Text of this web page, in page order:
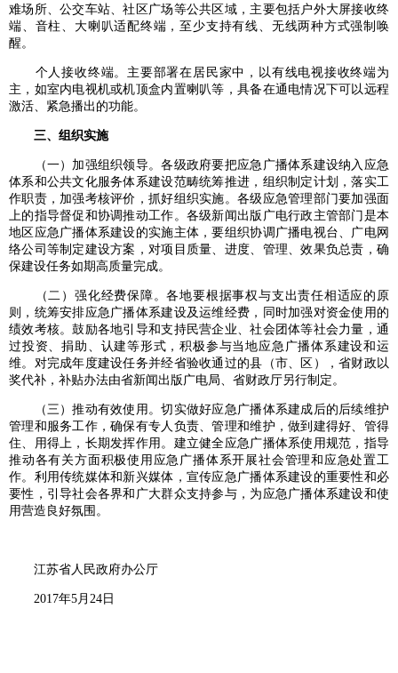
难场所、公交车站、社区广场等公共区域，主要包括户外大屏接收终
端、音柱、大喇叭适配终端，至少支持有线、无线两种方式强制唤
醒。
个人接收终端。主要部署在居民家中，以有线电视接收终端为
主，如室内电视机或机顶盒内置喇叭等，具备在通电情况下可以远程
激活、紧急播出的功能。
三、组织实施
（一）加强组织领导。各级政府要把应急广播体系建设纳入应急
体系和公共文化服务体系建设范畴统筹推进，组织制定计划，落实工
作职责，加强考核评价，抓好组织实施。各级应急管理部门要加强面
上的指导督促和协调推动工作。各级新闻出版广电行政主管部门是本
地区应急广播体系建设的实施主体，要组织协调广播电视台、广电网
络公司等制定建设方案，对项目质量、进度、管理、效果负总责，确
保建设任务如期高质量完成。
（二）强化经费保障。各地要根据事权与支出责任相适应的原
则，统筹安排应急广播体系建设及运维经费，同时加强对资金使用的
绩效考核。鼓励各地引导和支持民营企业、社会团体等社会力量，通
过投资、捐助、认建等形式，积极参与当地应急广播体系建设和运
维。对完成年度建设任务并经省验收通过的县（市、区），省财政以
奖代补，补贴办法由省新闻出版广电局、省财政厅另行制定。
（三）推动有效使用。切实做好应急广播体系建成后的后续维护
管理和服务工作，确保有专人负责、管理和维护，做到建得好、管得
住、用得上，长期发挥作用。建立健全应急广播体系使用规范，指导
推动各有关方面积极使用应急广播体系开展社会管理和应急处置工
作。利用传统媒体和新兴媒体，宣传应急广播体系建设的重要性和必
要性，引导社会各界和广大群众支持参与，为应急广播体系建设和使
用营造良好氛围。
江苏省人民政府办公厅
2017年5月24日